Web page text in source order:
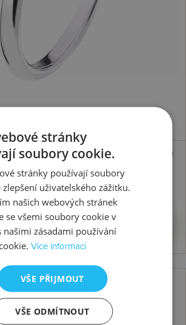
Skladem
Emozioni Scintilla
Koupit
stránky
soubory cookie.
stránky používají soubory
zlepšení uživatelského zážitku.
našich webových stránek
se všemi soubory cookie v
našimi zásadami používání
Více informací
VŠE PŘIJMOUT
VŠE ODMÍTNOUT